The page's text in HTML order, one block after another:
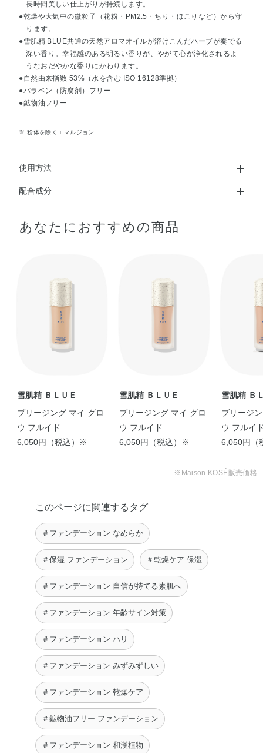
長時間美しい仕上がりが持続します。
●乾燥や大気中の微粒子（花粉・PM2.5・ちり・ほこりなど）から守
ります。
●雪肌精 BLUE共通の天然アロマオイルが溶けこんだハーブが奏でる
深い香り。幸福感のある明るい香りが、やがて心が浄化されるよ
うなおだやかな香りにかわります。
●自然由来指数 53%（水を含む ISO 16128準拠）
●パラベン（防腐剤）フリー
●鉱物油フリー
※ 粉体を除くエマルジョン
使用方法
使用方法
●化粧下地で肌をととのえたあとにお使いください。
●よく振ってから、手のひらにポンプを1～2回押した量をとり、指先
配合成分
キシフェニルトリメチコン・エタノール・グリセリン・ジ
酸）クロスポリマー・イソドデカン・シリカ・（アクリレ
ーツ／ジメチコン）コポリマー・ジフェニルジメチコン・
オタネニンジン根エキス・クマザサ葉エキス・サッカロミ
プクカエキス・トコフェロール・ブドウ葉エキス・プロリ
ヘキサン酸）デキストリン・イソノナン酸イソトリデシ
ル・シロキクラゲ多糖体・ジステアルジモニウムヘクトラ
テアロイルグルタミン酸2Na・セチルPEG／PPG－10／1
イト・水酸化Al・フェノキシエタノール・香料・マイカ・
酸化チタン・酸化鉄
あなたにおすすめの商品
雪肌精 ＢＬＵＥ
ブリージング マイ グロ
ウ フルイド
6,050円（税込）※
雪肌精 ＢＬＵＥ
ブリージング マイ グロ
ウ フルイド
6,050円（税込）※
雪肌精 Ｂ
ブリージ
ウ フルイ
6,050円（
※Maison KOSÉ販売価格
このページに関連するタグ
＃ファンデーション なめらか
＃保湿 ファンデーション ＃乾燥ケア 保湿
＃ファンデーション 自信が持てる素肌へ
＃ファンデーション 年齢サイン対策
＃ファンデーション ハリ
＃ファンデーション みずみずしい
＃ファンデーション 乾燥ケア
＃鉱物油フリー ファンデーション
＃ファンデーション 和漢植物